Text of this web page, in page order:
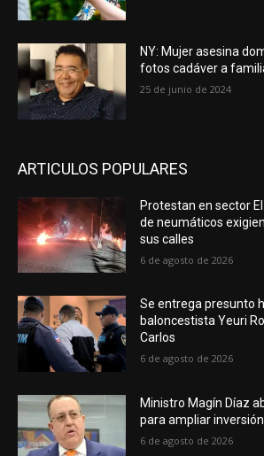
NY: Mujer asesina
fotos cadáver a
25 de junio de 2024
ARTICULOS POPULARES
Protestan en sector
de neumáticos
sus calles
6 de agosto de 2026
Se entrega presunto
baloncestista Yeuri
Carlos
6 de agosto de 2026
Ministro Magín Díaz
para ampliar
6 de agosto de 2026